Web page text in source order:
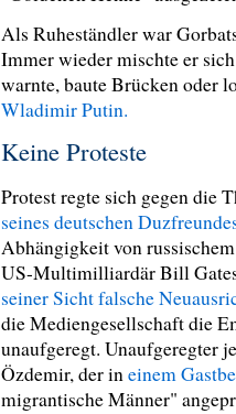
Als Ruheständler war
Immer wieder mischte er
warnte, baute Brücken oder
Wladimir Putin.
Keine Proteste
Protest regte sich gegen die
seines deutschen
Abhängigkeit von
US-Multimilliardär Bill
seiner Sicht falsche
die Mediengesellschaft die
unaufgeregt. Unaufgeregter
Özdemir, der ineinem
migrantische Männer"